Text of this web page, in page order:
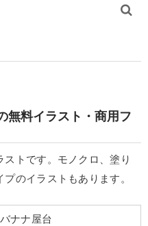
無料イラスト・商用フ
トです。モノクロ、塗り
のイラストもあります。
ナナ屋台